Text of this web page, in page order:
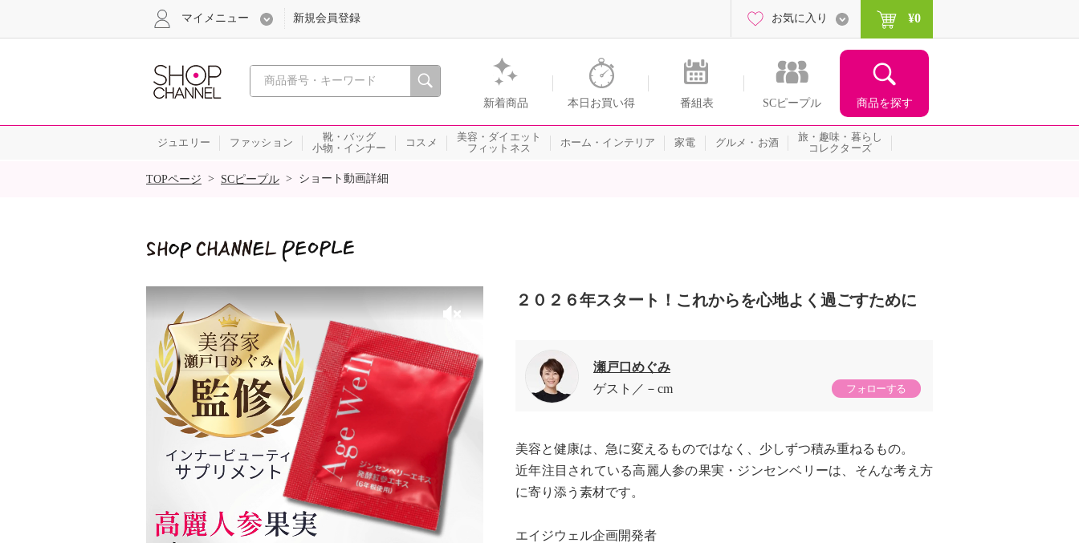
心おどる、瞬間を。通販・テレビショッピングのショップチャンネル
新着商品 本日お買い得 番組表 SCピープル 商品を探す
マイメニュー 新規会員登録 お気に入り ¥0
ジュエリー ファッション
靴・バッグ
小物・インナー
コスメ
美容・ダイエット
フィットネス
ホーム・インテリア 家電 グルメ・お酒
旅・趣味・暮らし
コレクターズ
SALE
TOPページ > SCピープル > ショート動画詳細
２０２６年スタート！これからを心地よく過ごすために
瀬戸口めぐみ
ゲスト
－cm フォローする
美容と健康は、急に変えるものではなく、少しずつ積み重ねるもの。
近年注目されている高麗人参の果実・ジンセンベリーは、そんな考え方
に寄り添う素材です。
エイジウェル企画開発者